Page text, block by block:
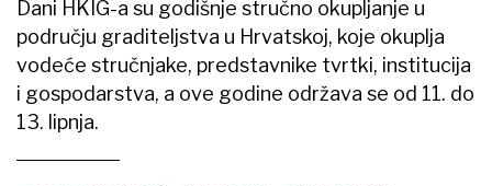
Dani HKIG-a su godišnje stručno okupljanje u
području graditeljstva u Hrvatskoj, koje okuplja
vodeće stručnjake, predstavnike tvrtki, institucija
i gospodarstva, a ove godine održava se od 11. do
13. lipnja.